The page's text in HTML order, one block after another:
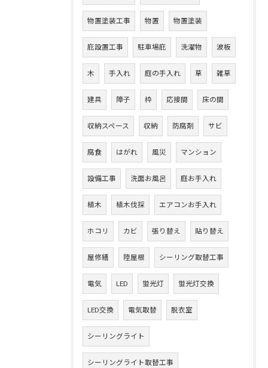
物置塗装工事 物置 物置塗装
庇設置工事 駐車場庇 洗濯物 波板
木 手入れ 庭の手入れ 草 雑草
建具 障子 枠 応接間 床の間
収納スペース 収納 防腐剤 サビ
腐食 はがれ 風災 マンション
設備工事 洗面お風呂 庭お手入れ
植木 植木伐採 エアコンお手入れ
ホコリ カビ 張り替え 貼り替え
屋修繕 陸屋根 シーリング取替工事
電気 LED 蛍光灯 蛍光灯交換
LED交換 電気取替 脱衣室
シーリングライト
シーリングライト取替工事